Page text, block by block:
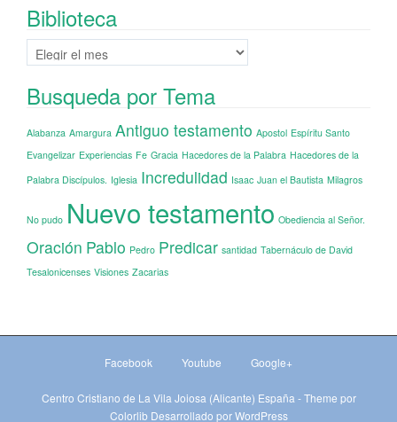
Biblioteca
Biblioteca
Busqueda por Tema
Alabanza Amargura Antiguo testamento Apostol Espíritu Santo
Evangelizar Experiencias Fe Gracia Hacedores de la Palabra Hacedores de la
Palabra Discípulos. Iglesia Incredulidad Isaac Juan el Bautista Milagros
No pudo Nuevo testamento Obediencia al Señor.
Oración Pablo Pedro Predicar santidad Tabernáculo de David
Tesalonicenses Visiones Zacarias
Facebook Youtube Google+
Centro Cristiano de La Vila Joiosa (Alicante) España - Theme por
ColorlibDesarrollado porWordPress